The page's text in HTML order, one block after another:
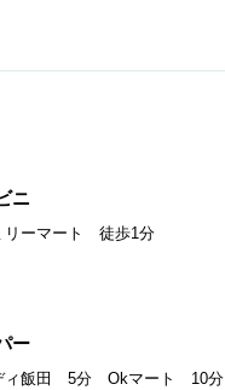
ニ
リーマート 徒歩1分
ー
ィ飯田 5分 Okマート 10分